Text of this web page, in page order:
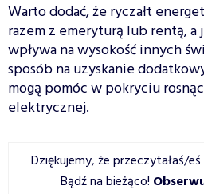
Warto dodać, że ryczałt
razem z emeryturą lub rentą,
wpływa na wysokość innych
sposób na uzyskanie
mogą pomóc w pokryciu
elektrycznej.
Dziękujemy, że przeczytałaś/
Bądź na bieżąco!